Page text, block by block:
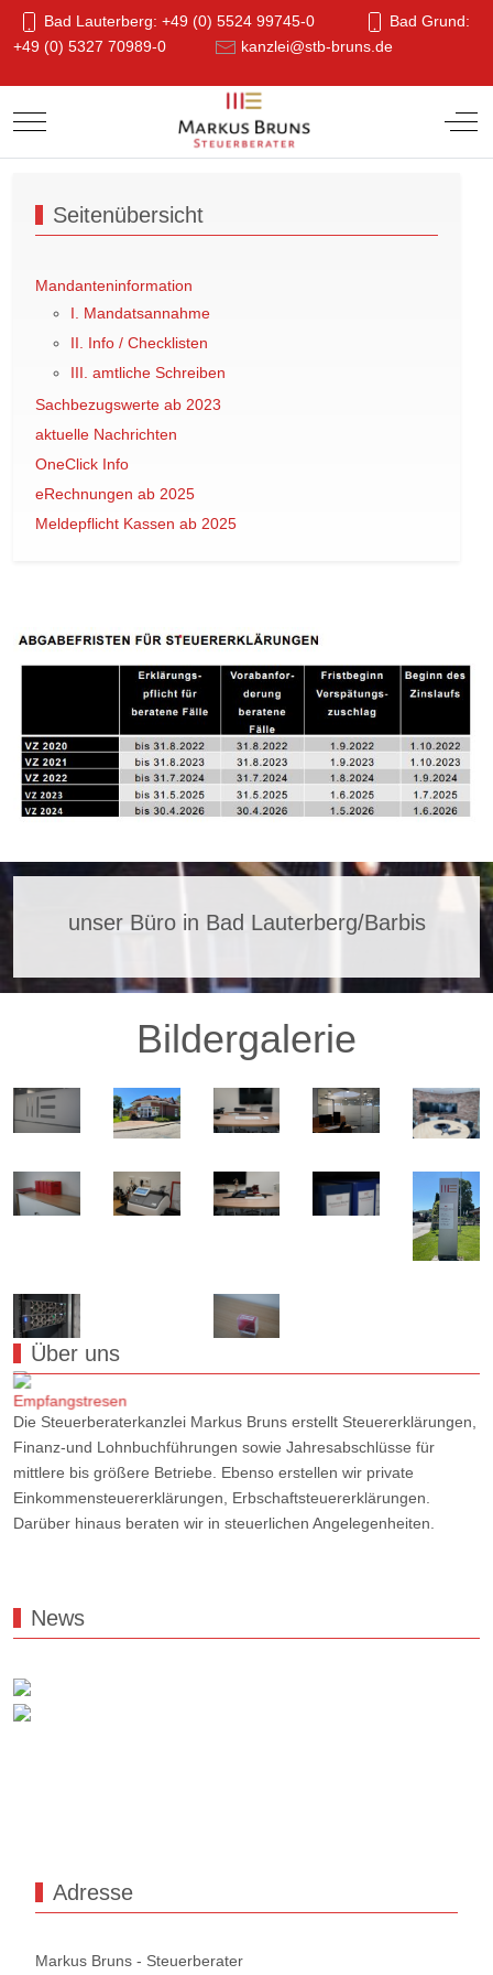
Bad Lauterberg: +49 (0) 5524 99745-0
Bad Grund:
+49 (0) 5327 70989-0
kanzlei@stb-bruns.de
Mobile Menu Toggle Off-
Seitenübersicht
Mandanteninformation
I. Mandatsannahme
II. Info / Checklisten
III. amtliche Schreiben
Sachbezugswerte ab 2023
aktuelle Nachrichten
OneClick Info
eRechnungen ab 2025
Meldepflicht Kassen ab 2025
unser Büro in Bad Lauterberg/Barbis
Bildergalerie
Über uns
Die Steuerberaterkanzlei Markus Bruns erstellt Steuererklärungen,
Finanz-und Lohnbuchführungen sowie Jahresabschlüsse für
mittlere bis größere Betriebe. Ebenso erstellen wir private
Einkommensteuererklärungen, Erbschaftsteuererklärungen.
Darüber hinaus beraten wir in steuerlichen Angelegenheiten.
News
Adresse
Markus Bruns - Steuerberater